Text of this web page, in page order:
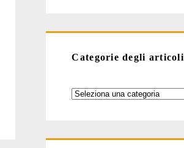
Categorie degli articoli
Categorie